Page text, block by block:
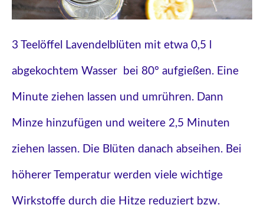
3 Teelöffel Lavendelblüten mit etwa 0,5 l
abgekochtem Wasser bei 80° aufgießen. Eine
Minute ziehen lassen und umrühren. Dann
Minze hinzufügen und weitere 2,5 Minuten
ziehen lassen. Die Blüten danach abseihen. Bei
höherer Temperatur werden viele wichtige
Wirkstoffe durch die Hitze reduziert bzw.